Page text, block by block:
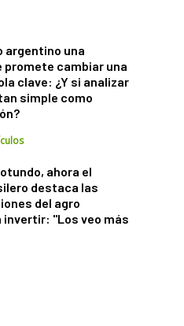
argentino una
promete cambiar una
clave: ¿Y si analizar
simple como
ahora el
destaca las
del agro
invertir: "Los veo más